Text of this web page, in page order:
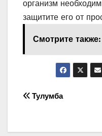
организм
защитите его от
Смотрите также:
Навигация
Тулумба